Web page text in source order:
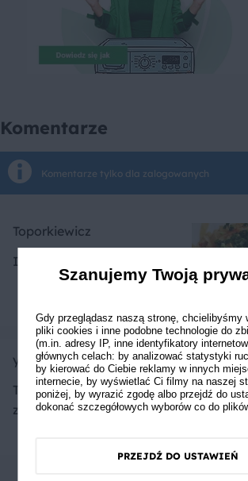
Komentarze
Komentarze tylko dla zalogowanych
Toporkiewicz
Idealne połączenie
yummyyum
Takiej wersji spaghetti nie
znałam pyszności
Szanujemy Twoją
Gdy przeglądasz naszą stronę, chcielibyśmy
pliki cookies i inne podobne technologie do
(m.in. adresy IP, inne identyfikatory
głównych celach: by analizować statystyki
by kierować do Ciebie reklamy w innych
internecie, by wyświetlać Ci filmy na naszej
poniżej, by wyrazić zgodę albo przejdź do
dokonać szczegółowych wyborów co do
PRZEJDŹ DO USTAWIEŃ